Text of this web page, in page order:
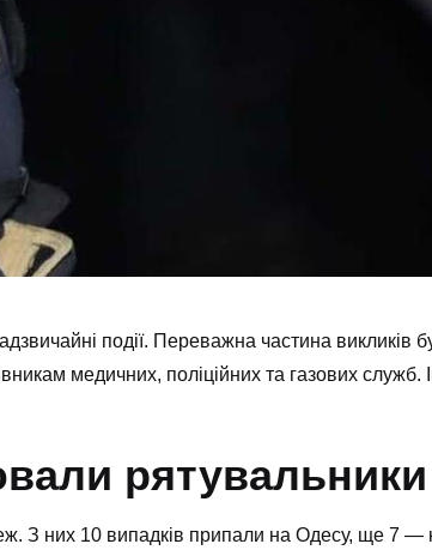
події. Переважна частина викликів
медичних, поліційних та газових
рятувальники
З них 10 випадків припали на Одесу, ще 7 —